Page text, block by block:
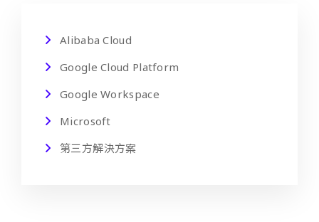
Alibaba Cloud
Google Cloud Platform
Google Workspace
Microsoft
第三方解決方案